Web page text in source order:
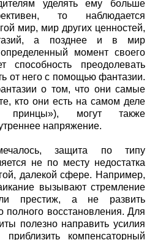
уделять ему больше
то наблюдается
мир, мир других ценностей,
а позднее и в мир
момент своего
способность преодолевать
от него с помощью фантазии.
о том, что они самые
кто они есть на самом деле
принцы»), могут также
напряжение.
защита по типу
не по месту недостатка
далекой сфере. Например,
вызывают стремление
престиж, а не развить
восстановления. Для
полезно направить усилия
компенсаторный